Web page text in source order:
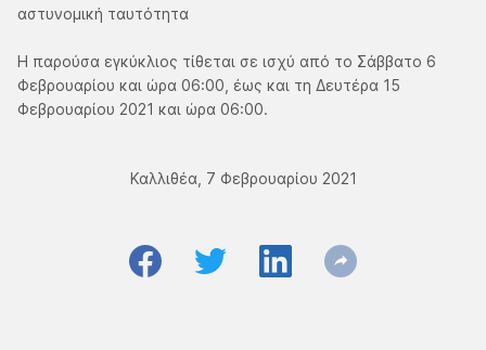
αστυνομική ταυτότητα
Η παρούσα εγκύκλιος τίθεται σε ισχύ από το Σάββατο 6
Φεβρουαρίου και ώρα 06:00, έως και τη Δευτέρα 15
Φεβρουαρίου 2021 και ώρα 06:00.
Καλλιθέα, 7 Φεβρουαρίου 2021